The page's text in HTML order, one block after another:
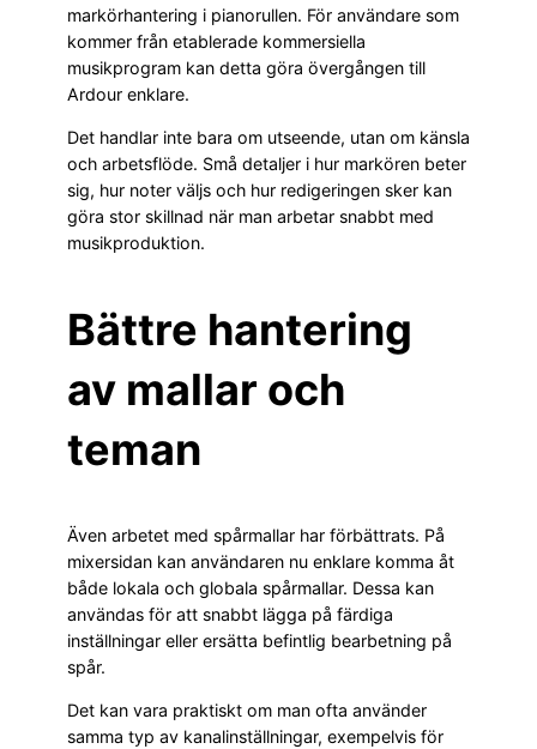
markörhantering i pianorullen. För användare som
kommer från etablerade kommersiella
musikprogram kan detta göra övergången till
Ardour enklare.
Det handlar inte bara om utseende, utan om känsla
och arbetsflöde. Små detaljer i hur markören beter
sig, hur noter väljs och hur redigeringen sker kan
göra stor skillnad när man arbetar snabbt med
musikproduktion.
Bättre hantering
av mallar och
teman
Även arbetet med spårmallar har förbättrats. På
mixersidan kan användaren nu enklare komma åt
både lokala och globala spårmallar. Dessa kan
användas för att snabbt lägga på färdiga
inställningar eller ersätta befintlig bearbetning på
spår.
Det kan vara praktiskt om man ofta använder
samma typ av kanalinställningar, exempelvis för